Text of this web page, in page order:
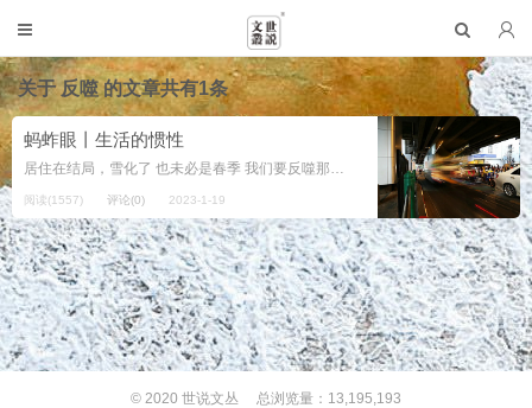
关于反噬的文章共有1条
蚂蚱眼丨生活的惯性
居住在结局，雪化了 也未必是春季 我们要反噬那些实则是让你 低矮的开头 用食指捅破零的圈囿 徒步在一个疮痍满目是梦的隐喻 但总归是找不到头的一月 路遇到二月的你 倾慕，失眠 妄想又编撰膝盖撩起裙角演绎一场 策...
阅读(1557) 评论(0) 2023-1-19
© 2020 世说文丛 总浏览量：13,195,193